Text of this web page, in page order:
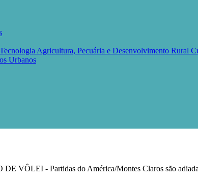
Agricultura, Pecuária e Desenvolvimento Rural
Urbanos
VÔLEI - Partidas do América/Montes Claros são